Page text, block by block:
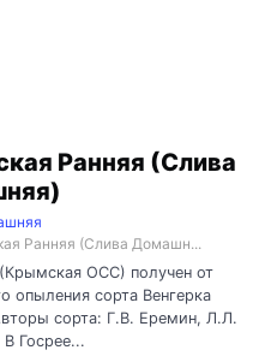
Ранняя (Слива
Ранняя (Слива Домашн...
ОСС) получен от
опыления сорта Венгерка
сорта: Г.В. Еремин, Л.Л.
Госрее...